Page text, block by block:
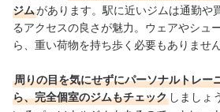
ジムがあります。駅に近いジムは通勤や
るアクセスの良さが魅力。ウェアやシュ
ら、重い荷物を持ち歩く必要もありません
周りの目を気にせずにパーソナルトレー
ら、完全個室のジムもチェック しましょ